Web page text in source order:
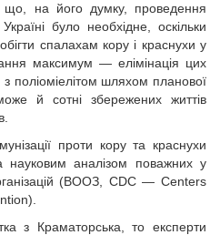
що, на його думку, проведення
було необхідне, оскільки
спалахам кору і краснухи у
максимум — елімінація цих
поліоміелітом шляхом планової
й сотні збережених життів
проти кору та краснухи
науковим аналізом поважних у
(ВООЗ, CDC — Centers
з Краматорська, то експерти